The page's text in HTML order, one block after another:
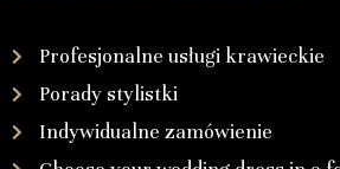
Profesjonalne usługi krawieckie
Porady stylistki
Indywidualne zamówienie